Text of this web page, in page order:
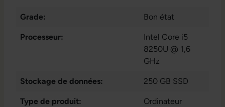
Grade: Bon état
Processeur:
Intel Core i5
8250U @ 1,6
GHz
Stockage de données: 250 GB SSD
Type de produit:
Ordinateur